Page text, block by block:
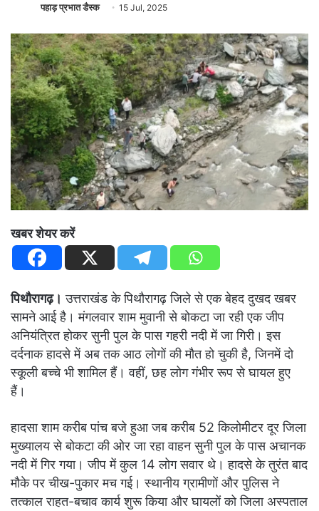
पहाड़ प्रभात डैस्क 15 Jul, 2025
खबर शेयर करें
पिथौरागढ़। उत्तराखंड के पिथौरागढ़ जिले से एक बेहद दुखद खबर
सामने आई है। मंगलवार शाम मुवानी से बोकटा जा रही एक जीप
अनियंत्रित होकर सुनी पुल के पास गहरी नदी में जा गिरी। इस
दर्दनाक हादसे में अब तक आठ लोगों की मौत हो चुकी है, जिनमें दो
स्कूली बच्चे भी शामिल हैं। वहीं, छह लोग गंभीर रूप से घायल हुए
हैं।
हादसा शाम करीब पांच बजे हुआ जब करीब 52 किलोमीटर दूर जिला
मुख्यालय से बोकटा की ओर जा रहा वाहन सुनी पुल के पास अचानक
नदी में गिर गया। जीप में कुल 14 लोग सवार थे। हादसे के तुरंत बाद
मौके पर चीख-पुकार मच गई। स्थानीय ग्रामीणों और पुलिस ने
तत्काल राहत-बचाव कार्य शुरू किया और घायलों को जिला अस्पताल